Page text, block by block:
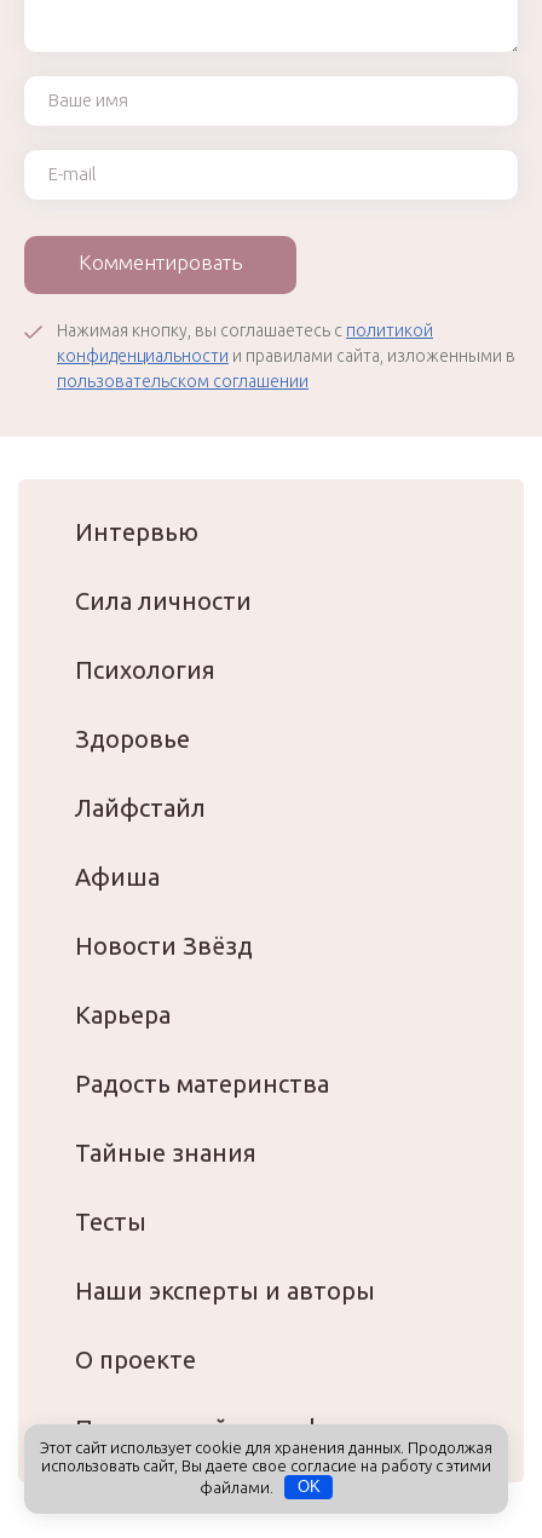
Ваше имя
Ваш e-mail
Комментировать
Нажимая кнопку, вы соглашаетесь с политикой
конфиденциальности и правилами сайта, изложенными в
пользовательском соглашении
Интервью
Сила личности
Психология
Здоровье
Лайфстайл
Афиша
Новости Звёзд
Карьера
Радость материнства
Тайные знания
Тесты
Наши эксперты и авторы
О проекте
Подарочный сертификат
Этот сайт использует cookie для хранения данных. Продолжая
использовать сайт, Вы даете свое согласие на работу с этими
файлами.
OK